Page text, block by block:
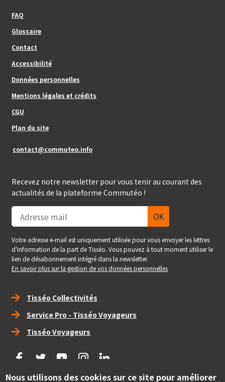
FAQ
Glossaire
Contact
Footer_center
Accessibilité
Données personnelles
Mentions légales et crédits
CGU
Plan du site
contact@commuteo.info
Recevez notre newsletter pour vous tenir au courant des
actualités de la plateforme Commutéo !
Votre adresse e-mail est uniquement utilisée pour vous envoyer les lettres
d'information de la part de Tisséo. Vous pouvez à tout moment utiliser le
lien de désabonnement intégré dans la newsletter.
En savoir plus sur la gestion de vos données personnelles
Right_footer
Tisséo Collectivités
Service Pro - Tisséo Voyageurs
Tisséo Voyageurs
social
Nous utilisons des cookies sur ce site pour améliorer